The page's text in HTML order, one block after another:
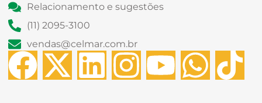
Relacionamento e sugestões
(11) 2095-3100
vendas@celmar.com.br
F X
L I
Y W T